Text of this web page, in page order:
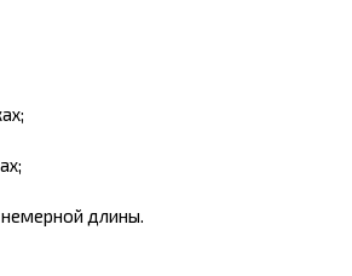
немерной длины.